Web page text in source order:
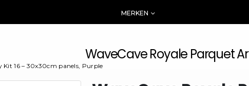
MERKEN
WaveCave Royale Parquet
Kit 16 – 30x30cm panels, Purple